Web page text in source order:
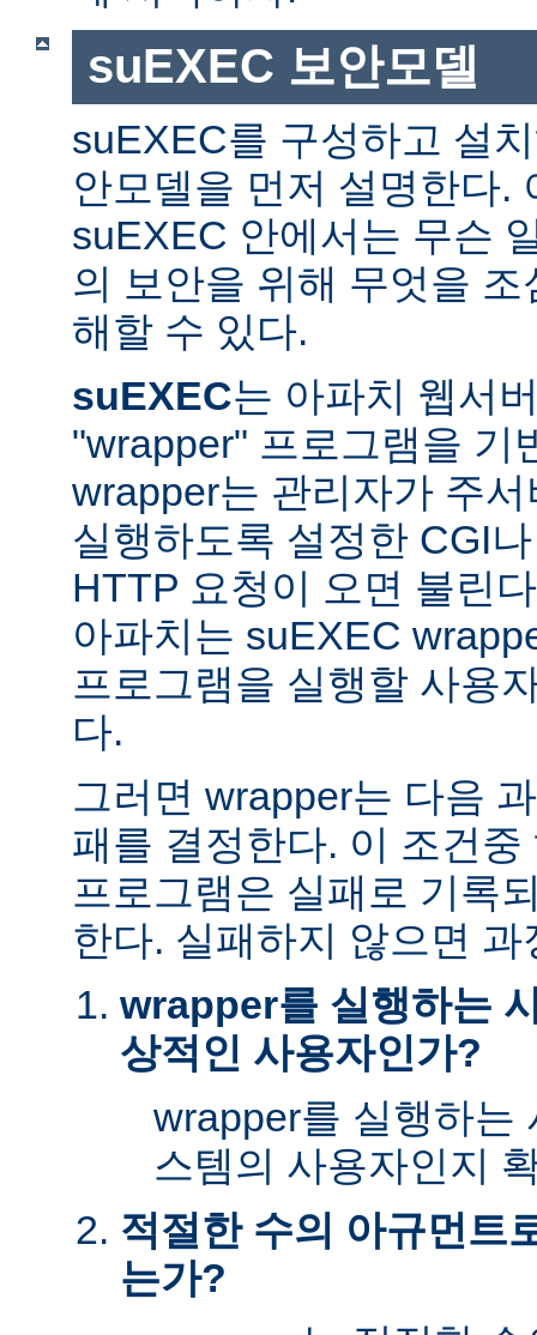
suEXEC 보안모델
suEXEC를 구성하고 설
안모델을 먼저 설명한다.
suEXEC 안에서는 무슨
의 보안을 위해 무엇을
해할 수 있다.
suEXEC는 아파치 웹서
"wrapper" 프로그램을 기
wrapper는 관리자가 주
실행하도록 설정한 CGI
HTTP 요청이 오면 불린
아파치는 suEXEC
프로그램을 실행할 사용
다.
그러면 wrapper는 다음
패를 결정한다. 이 조건
프로그램은 실패로 기록
한다. 실패하지 않으면
wrapper를 실행하는
상적인 사용자인가?
wrapper를 실행하는
스템의 사용자인지
적절한 수의 아규먼트
는가?